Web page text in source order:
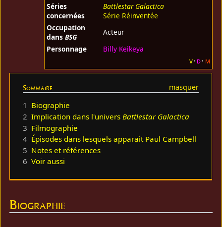
Séries
concernées
Battlestar Galactica
Série Réinventée
Occupation
dans BSG
Acteur
Personnage
Billy Keikeya
v d m
Sommaire
1 Biographie
2 Implication dans l'univers Battlestar Galactica
3 Filmographie
4 Épisodes dans lesquels apparait Paul Campbell
5 Notes et références
6 Voir aussi
Biographie